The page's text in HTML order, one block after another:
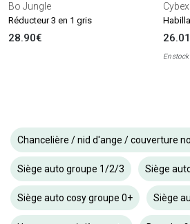
Bo Jungle
Réducteur 3 en 1 gris
28.90€
Cybex
En stock
Chancelière / nid d'ange / couverture
Siège auto groupe 1/2/3 Siège
Siège auto cosy groupe 0+ Siège